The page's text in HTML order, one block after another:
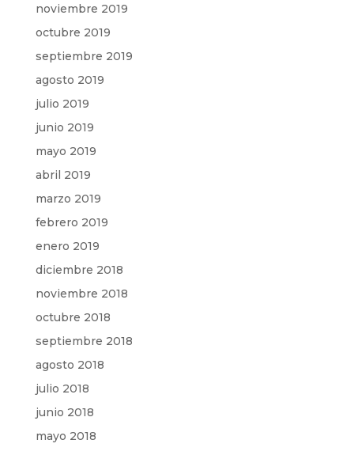
noviembre 2019
octubre 2019
septiembre 2019
agosto 2019
julio 2019
junio 2019
mayo 2019
abril 2019
marzo 2019
febrero 2019
enero 2019
diciembre 2018
noviembre 2018
octubre 2018
septiembre 2018
agosto 2018
julio 2018
junio 2018
mayo 2018